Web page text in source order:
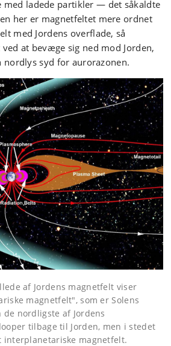
med ladede partikler — det såkaldte
her er magnetfeltet mere ordnet
med Jordens overflade, så
at bevæge sig ned mod Jorden,
nordlys syd for aurorazonen.
af Jordens magnetfelt viser
magnetfelt", som er Solens
de nordligste af Jordens
tilbage til Jorden, men i stedet
magnetfelt.